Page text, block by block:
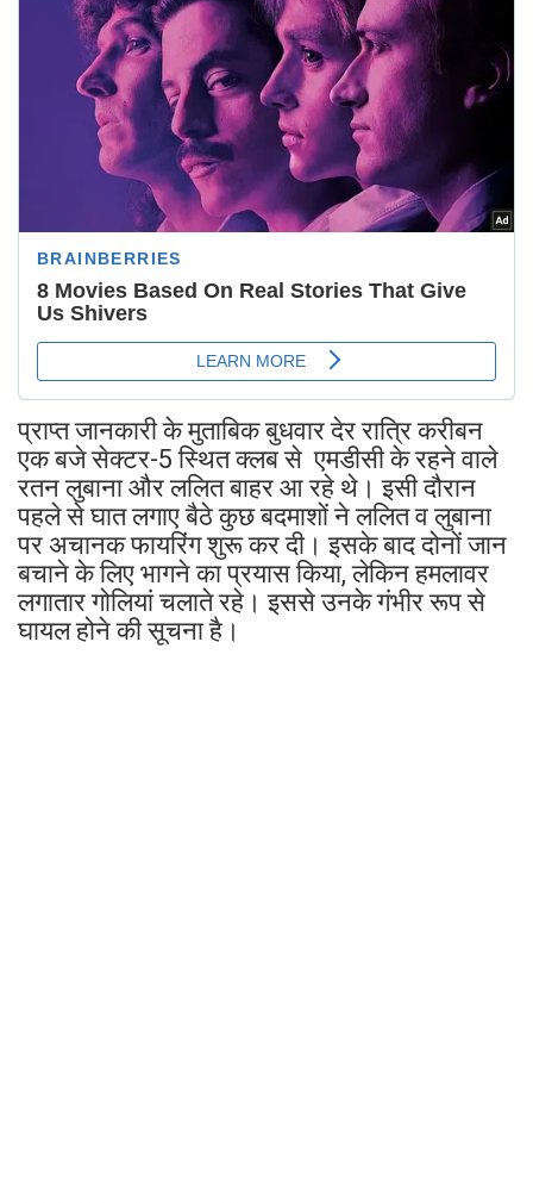
प्राप्त जानकारी के मुताबिक बुधवार देर रात्रि करीबन
एक बजे सेक्टर-5 स्थित क्लब से एमडीसी के रहने वाले
रतन लुबाना और ललित बाहर आ रहे थे। इसी दौरान
पहले से घात लगाए बैठे कुछ बदमाशों ने ललित व लुबाना
पर अचानक फायरिंग शुरू कर दी। इसके बाद दोनों जान
बचाने के लिए भागने का प्रयास किया, लेकिन हमलावर
लगातार गोलियां चलाते रहे। इससे उनके गंभीर रूप से
घायल होने की सूचना है।